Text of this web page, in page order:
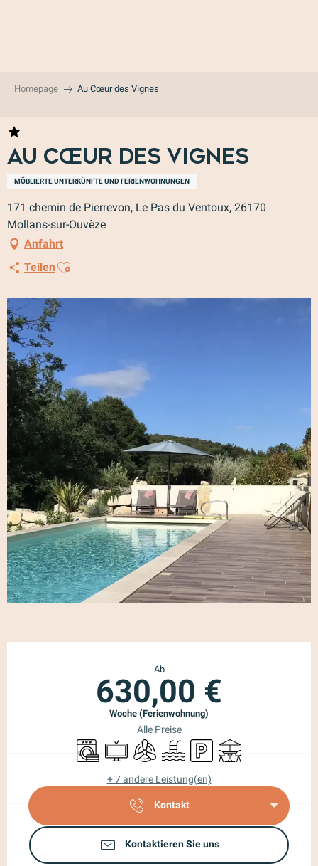
Homepage Au Cœur des Vignes
Au Cœur des Vignes
MÖBLIERTE UNTERKÜNFTE UND FERIENWOHNUNGEN
171 chemin de Pierrevon, Le Pas du Ventoux, 26170
Mollans-sur-Ouvèze
Anfahrt
Teilen Ajouter aux favoris
Ab
630,00 €
Woche (Ferienwohnung)
Alle Preise
Waschmaschine
FernsehenKlimaanlageSchwimmbad
ParkplatzTerrasse
+ 7 andere Leistung(en)
Kontakt
Kontaktieren Sie uns